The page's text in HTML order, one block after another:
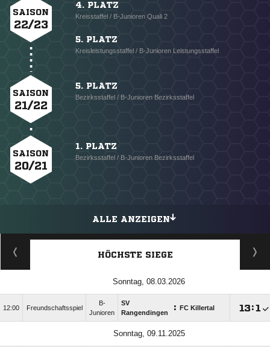
SAISON
22/23
4. PLATZ
Kreisstaffel / B-Junioren Quali 2
5. PLATZ
Kreisleistungsstaffel / B-Junioren Leistungsstaffel
SAISON
21/22
5. PLATZ
Bezirksstaffel / B-Junioren Bezirksstaffel
SAISON
20/21
1. PLATZ
Bezirksstaffel / B-Junioren Bezirksstaffel
ALLE ANZEIGEN
HÖCHSTE SIEGE
Sonntag, 08.03.2026
12:00 Freundschaftsspiel
B-
Junioren
SV
Rangendingen
: FC Killertal :
Sonntag, 09.11.2025